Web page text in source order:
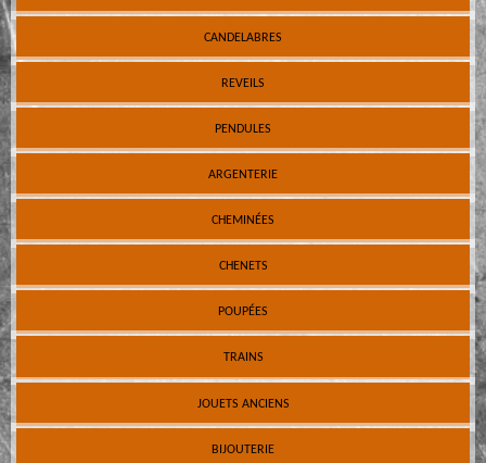
CANDELABRES
REVEILS
PENDULES
ARGENTERIE
CHEMINÉES
CHENETS
POUPÉES
TRAINS
JOUETS ANCIENS
BIJOUTERIE